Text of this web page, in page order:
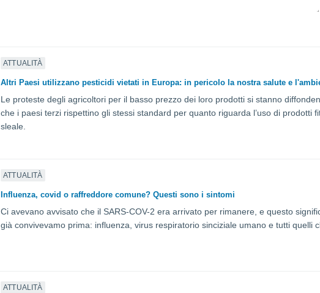
ATTUALITÀ
Altri Paesi utilizzano pesticidi vietati in Europa: in pericolo la nostra salute e
Le proteste degli agricoltori per il basso prezzo dei loro prodotti si stanno
che i paesi terzi rispettino gli stessi standard per quanto riguarda l’uso di prodotti
sleale.
ATTUALITÀ
Influenza, covid o raffreddore comune? Questi sono i sintomi
Ci avevano avvisato che il SARS-COV-2 era arrivato per rimanere, e questo
già convivevamo prima: influenza, virus respiratorio sinciziale umano e tutti quelli
ATTUALITÀ